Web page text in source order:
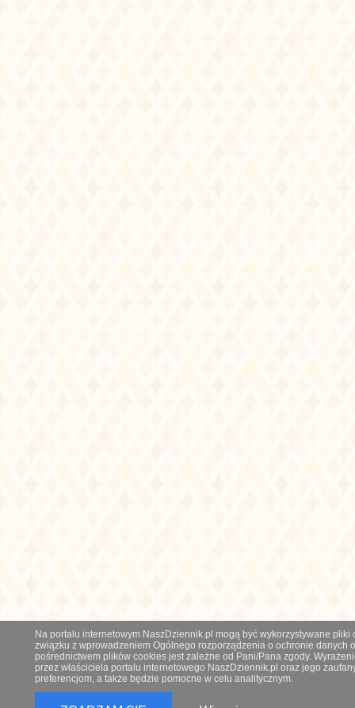
Na portalu internetowym NaszDziennik.pl mogą być wykorzystywane
związku z wprowadzeniem Ogólnego rozporządzenia o ochronie danych
pośrednictwem plików cookies jest zależne od Pani/Pana zgody.
przez właściciela portalu internetowego NaszDziennik.pl oraz jego
preferencjom, a także będzie pomocne w celu analitycznym.